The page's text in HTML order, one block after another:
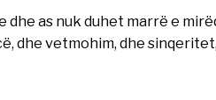
as nuk duhet marrë e
dhe vetmohim, dhe